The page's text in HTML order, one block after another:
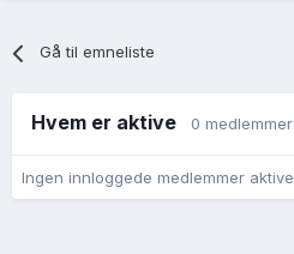
Gå til emneliste
Hvem er aktive 0 medlemmer
Ingen innloggede medlemmer aktive